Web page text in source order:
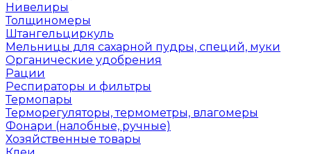
Нивелиры
Толщиномеры
Штангельциркуль
Мельницы для сахарной пудры, специй, муки
Органические удобрения
Рации
Респираторы и фильтры
Термопары
Терморегуляторы, термометры, влагомеры
Фонари (налобные, ручные)
Хозяйственные товары